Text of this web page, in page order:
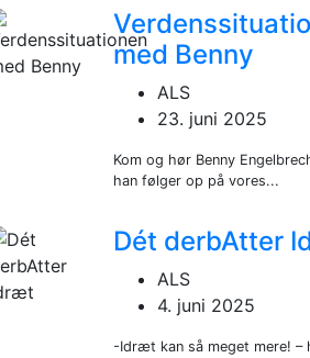
med Benny
ALS
23. juni 2025
Kom og hør Benny
han følger op på vores...
Dét derbAtter
ALS
4. juni 2025
-Idræt kan så meget mere! –